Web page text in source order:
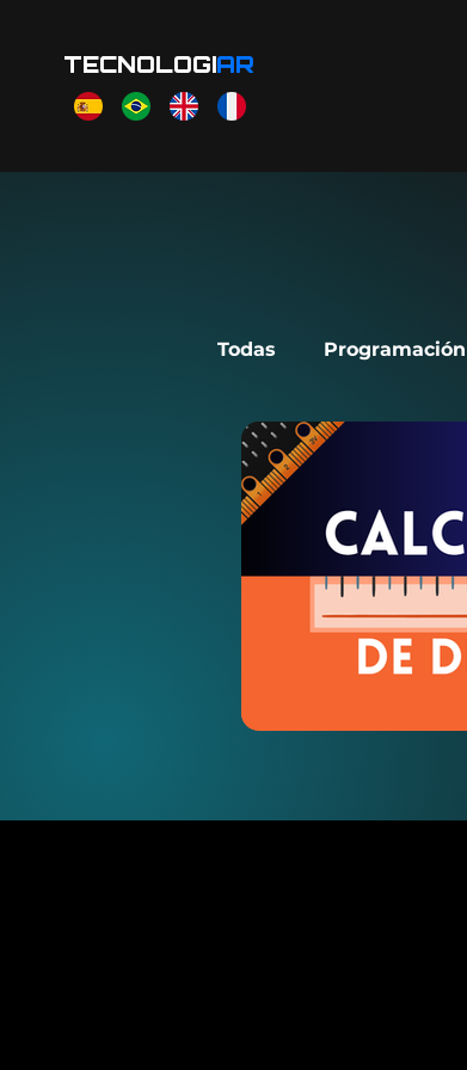
TECNOLOGIAR
Todas
Scratch Jr